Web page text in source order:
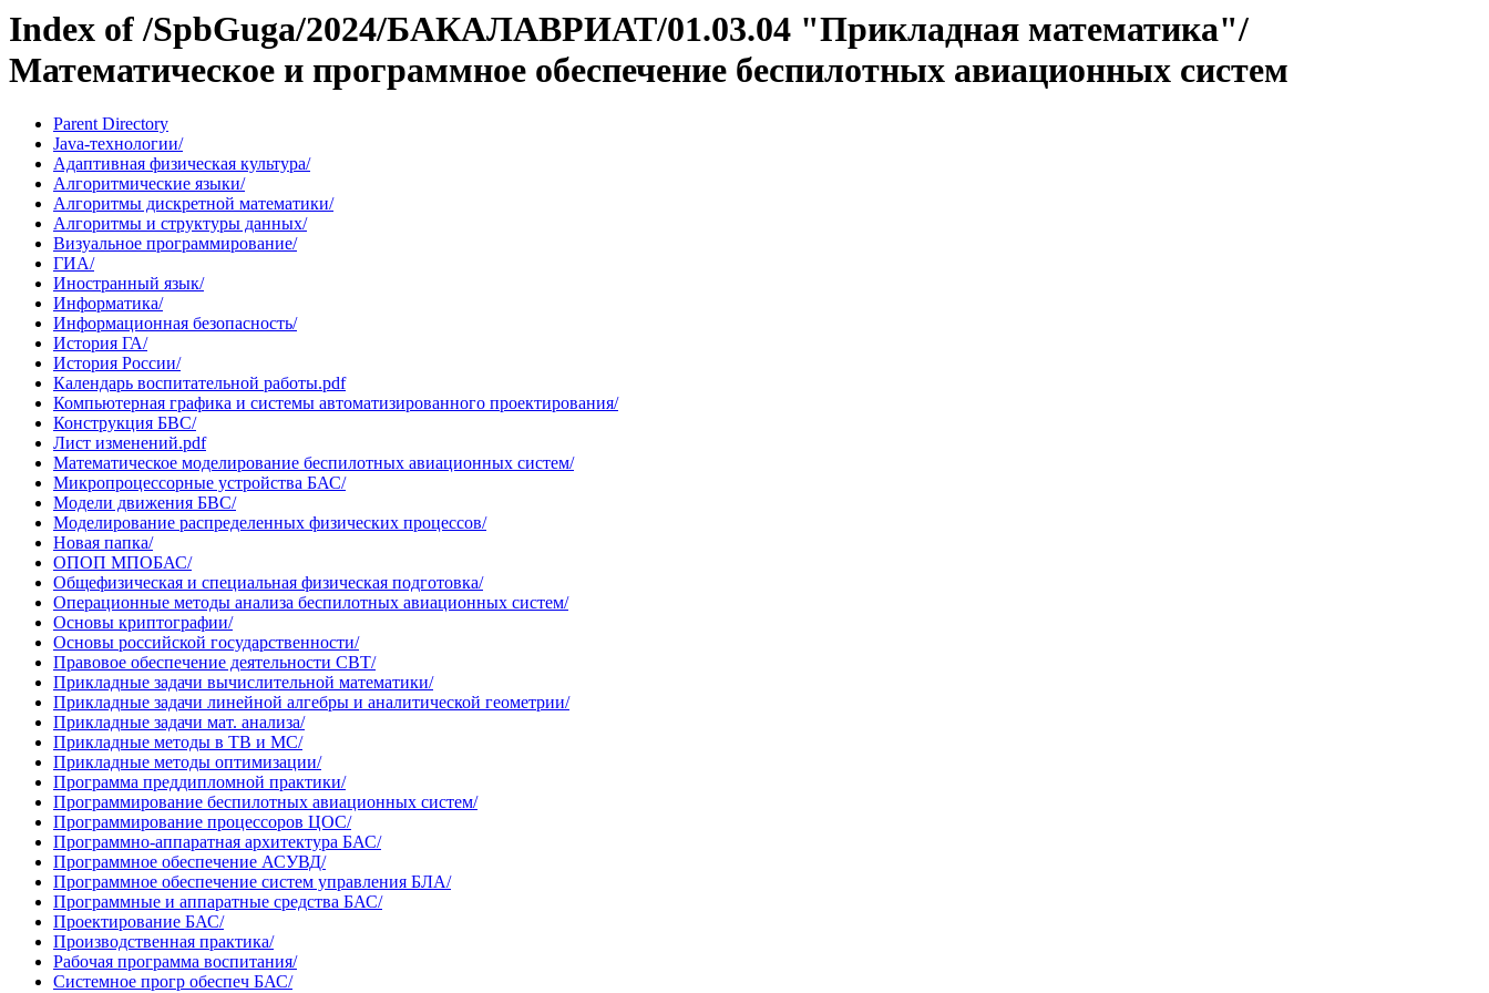
Index of /SpbGuga/2024/БАКАЛАВРИАТ/01.03.04 "Прикладная математика"/
Математическое и программное обеспечение беспилотных авиационных систем
Parent Directory
Java-технологии/
Адаптивная физическая культура/
Алгоритмические языки/
Алгоритмы дискретной математики/
Алгоритмы и структуры данных/
Визуальное программирование/
ГИА/
Иностранный язык/
Информатика/
Информационная безопасность/
История ГА/
История России/
Календарь воспитательной работы.pdf
Компьютерная графика и системы автоматизированного проектирования/
Конструкция БВС/
Лист изменений.pdf
Математическое моделирование беспилотных авиационных систем/
Микропроцессорные устройства БАС/
Модели движения БВС/
Моделирование распределенных физических процессов/
Новая папка/
ОПОП МПОБАС/
Общефизическая и специальная физическая подготовка/
Операционные методы анализа беспилотных авиационных систем/
Основы криптографии/
Основы российской государственности/
Правовое обеспечение деятельности СВТ/
Прикладные задачи вычислительной математики/
Прикладные задачи линейной алгебры и аналитической геометрии/
Прикладные задачи мат. анализа/
Прикладные методы в ТВ и МС/
Прикладные методы оптимизации/
Программа преддипломной практики/
Программирование беспилотных авиационных систем/
Программирование процессоров ЦОС/
Программно-аппаратная архитектура БАС/
Программное обеспечение АСУВД/
Программное обеспечение систем управления БЛА/
Программные и аппаратные средства БАС/
Проектирование БАС/
Производственная практика/
Рабочая программа воспитания/
Системное прогр обеспеч БАС/